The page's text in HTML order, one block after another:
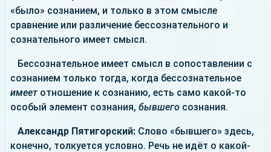
«было» сознанием, и только в этом смысле
сравнение или различение бессознательного и
сознательного имеет смысл.
Бессознательное имеет смысл в сопоставлении с
сознанием только тогда, когда бессознательное
имеет отношение к сознанию, есть само какой-то
особый элемент сознания, бывшего сознания.
Александр Пятигорский: Слово «бывшего» здесь,
конечно, толкуется условно. Речь не идёт о какой-